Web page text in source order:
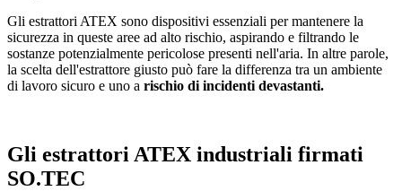
Gli estrattori ATEX sono dispositivi essenziali per mantenere la
sicurezza in queste aree ad alto rischio, aspirando e filtrando le
sostanze potenzialmente pericolose presenti nell'aria. In altre parole,
la scelta dell'estrattore giusto può fare la differenza tra un ambiente
di lavoro sicuro e uno a rischio di incidenti devastanti.
Gli estrattori ATEX industriali firmati
SO.TEC